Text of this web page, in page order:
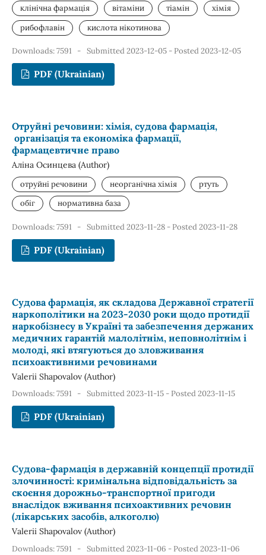
клінічна фармація
вітаміни тіамін
хімія
рибофлавін
кислота нікотинова
Downloads: 7591 - Submitted 2023-12-05 - Posted 2023-12-05
PDF (Ukrainian)
Отруйні речовини: хімія, судова фармація,
організація та економіка фармації,
фармацевтичне право
Аліна Осинцева (Author)
отруйні речовини неорганічна хімія
ртуть
обіг
нормативна база
Downloads: 7591 - Submitted 2023-11-28 - Posted 2023-11-28
PDF (Ukrainian)
Судова фармація, як складова Державної стратегії
наркополітики на 2023-2030 роки щодо протидії
наркобізнесу в Україні та забезпечення держаних
медичних гарантій малолітнім, неповнолітнім і
молоді, які втягуються до зловживання
психоактивними речовинами
Valerii Shapovalov (Author)
Downloads: 7591 - Submitted 2023-11-15 - Posted 2023-11-15
PDF (Ukrainian)
Судова-фармація в державній концепції протидії
злочинності: кримінальна відповідальність за
скоєння дорожньо-транспортної пригоди
внаслідок вживання психоактивних речовин
(лікарських засобів, алкоголю)
Valerii Shapovalov (Author)
Downloads: 7591 - Submitted 2023-11-06 - Posted 2023-11-06